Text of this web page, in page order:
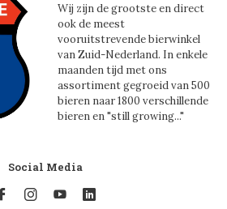
Wij zijn de grootste en direct
ook de meest
vooruitstrevende bierwinkel
van Zuid-Nederland. In enkele
maanden tijd met ons
assortiment gegroeid van 500
bieren naar 1800 verschillende
bieren en "still growing..."
Social Media